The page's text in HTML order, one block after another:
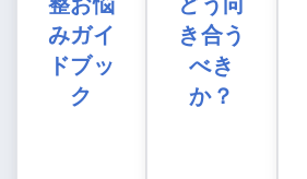
みガイ
ドブッ
ク
き合う
べき
か？